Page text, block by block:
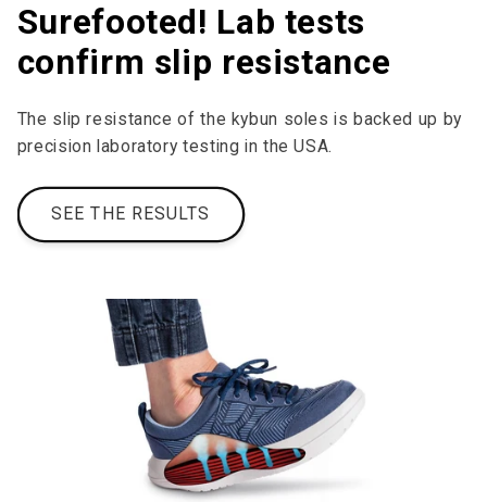
Surefooted! Lab tests
confirm slip resistance
The slip resistance of the kybun soles is backed up by
precision laboratory testing in the USA.
SEE THE RESULTS